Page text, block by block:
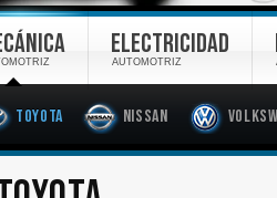
ELECTRICIDAD
AUTOMOTRIZ
Toyota Nissan